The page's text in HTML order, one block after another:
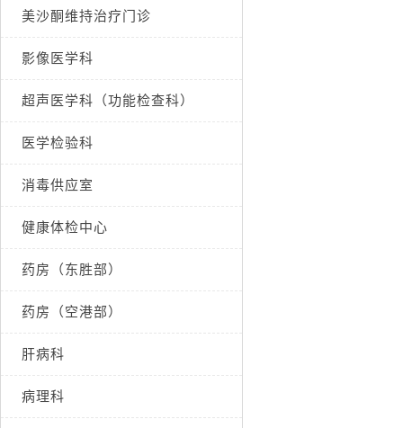
美沙酮维持治疗门诊
影像医学科
超声医学科（功能检查科）
医学检验科
消毒供应室
健康体检中心
药房（东胜部）
药房（空港部）
肝病科
病理科